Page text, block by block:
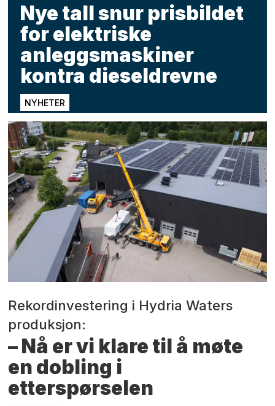
Nye tall snur prisbildet
for elektriske
anleggsmaskiner
kontra dieseldrevne
NYHETER
Rekordinvestering i Hydria Waters
produksjon:
– Nå er vi klare til å møte
en dobling i
etterspørselen